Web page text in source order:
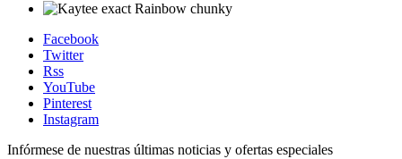
Facebook
Twitter
Rss
YouTube
Pinterest
Instagram
Infórmese de nuestras últimas noticias y ofertas especiales